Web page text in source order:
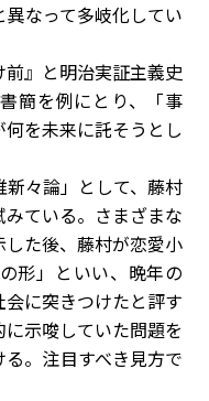
なって多岐化してい
』と明治実証主義史
簡を例にとり、「事
を未来に託そうとし
々論」として、藤村
ている。さまざまな
た後、藤村が恋愛小
形」といい、晩年の
会に突きつけたと評す
示唆していた問題を
。注目すべき見方で